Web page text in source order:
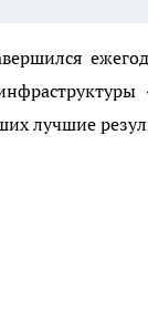
лучшие